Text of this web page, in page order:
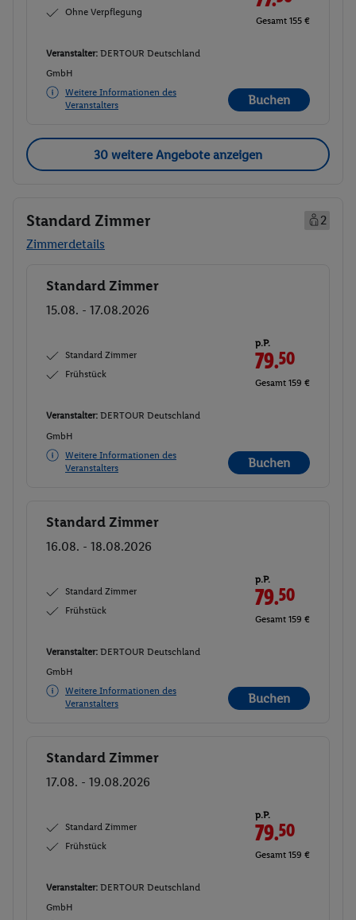
Ohne Verpflegung
Gesamt 155 €
Veranstalter: DERTOUR Deutschland
GmbH
Weitere Informationen des
Veranstalters
Buchen
30 weitere Angebote anzeigen
Standard Zimmer
2
Zimmerdetails
Buchen
Standard Zimmer
15.08. - 17.08.2026
Standard Zimmer
Frühstück
p.P.
79.50
Gesamt 159 €
Veranstalter: DERTOUR Deutschland
GmbH
Weitere Informationen des
Veranstalters
Buchen
Buchen
Standard Zimmer
16.08. - 18.08.2026
Standard Zimmer
Frühstück
p.P.
79.50
Gesamt 159 €
Veranstalter: DERTOUR Deutschland
GmbH
Weitere Informationen des
Veranstalters
Buchen
Buchen
Standard Zimmer
17.08. - 19.08.2026
Standard Zimmer
Frühstück
p.P.
79.50
Gesamt 159 €
Veranstalter: DERTOUR Deutschland
GmbH